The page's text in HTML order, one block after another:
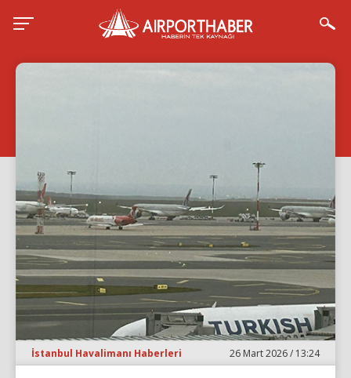
İstanbul Havalimanı Haberleri 26 Mart 2026 / 13:24